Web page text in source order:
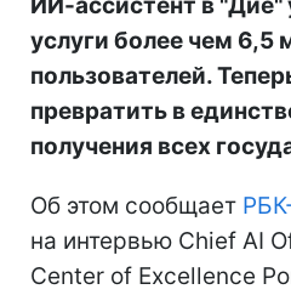
услуги более чем 6,5
пользователей.
превратить в
получения всех
Об этом сообщает
на интервью Chief AI
Center of Excellence